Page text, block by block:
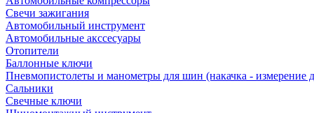
Свечи зажигания
Автомобильный инструмент
Автомобильные акссесуары
Отопители
Баллонные ключи
Пневмопистолеты и манометры для шин (накачка - измерение
Сальники
Свечные ключи